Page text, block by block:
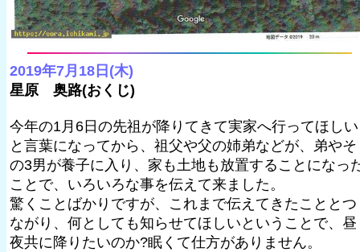
2019年7月18日(木)
星原 奥路(おくじ)
今年の1月6日の先祖が降りてきて実家へ行ってほしい
と言葉になってから、祖父や父の姉弟などが、弟やそ
の3男が養子に入り、家も土地も放置することになっ
ことで、いろいろな事を伝えて来ました。
驚くことばかりですが、これまで伝えてきたこととつ
ながり、何としても知らせてほしいということで、昼
夜共に降りたいのか?眠くて仕方がありません。